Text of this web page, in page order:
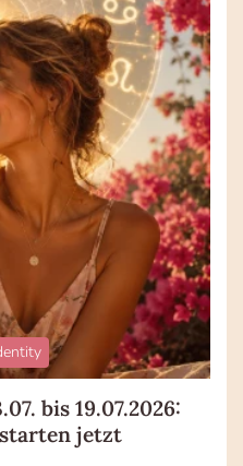
bis 19.07.2026:
jetzt